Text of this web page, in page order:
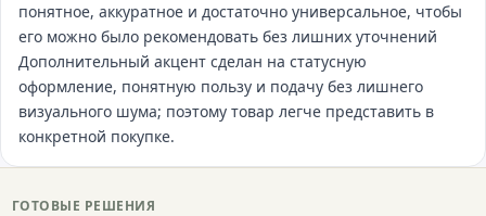
понятное, аккуратное и достаточно универсальное, чтобы
его можно было рекомендовать без лишних уточнений
Дополнительный акцент сделан на статусную
оформление, понятную пользу и подачу без лишнего
визуального шума; поэтому товар легче представить в
конкретной покупке.
ГОТОВЫЕ РЕШЕНИЯ